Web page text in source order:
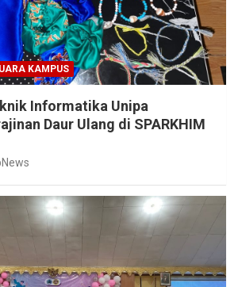
KAMPUS
Informatika Unipa
Daur Ulang di SPARKHIM